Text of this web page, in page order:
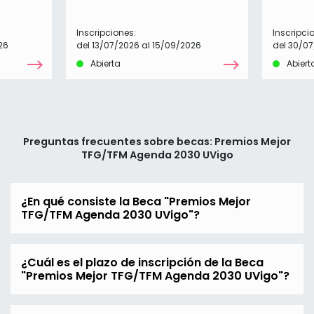
Inscripciones:
del 13/07/2026 al 15/09/2026
Abierta
del 30/
Preguntas frecuentes sobre becas: Premios Mejor
TFG/TFM Agenda 2030 UVigo
¿En qué consiste la Beca "Premios Mejor
TFG/TFM Agenda 2030 UVigo"?
¿Cuál es el plazo de inscripción de la Beca
"Premios Mejor TFG/TFM Agenda 2030 UVigo"?